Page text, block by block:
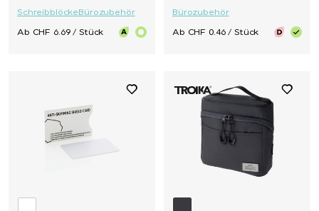
SchreibblöckeBürozubehör
Ab CHF 6.69 / Stück
Bürozubehör
Ab CHF 0.46 / Stück